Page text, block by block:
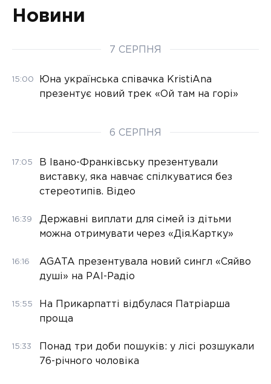
Новини
7 СЕРПНЯ
15:00
Юна українська співачка KristiAna
презентує новий трек «Ой там на горі»
6 СЕРПНЯ
17:05
В Івано-Франківську презентували
виставку, яка навчає спілкуватися без
стереотипів. Відео
16:39
Державні виплати для сімей із дітьми
можна отримувати через «Дія.Картку»
16:16
AGATA презентувала новий сингл «Сяйво
душі» на РАІ-Радіо
15:55
На Прикарпатті відбулася Патріарша
проща
15:33
Понад три доби пошуків: у лісі розшукали
76-річного чоловіка